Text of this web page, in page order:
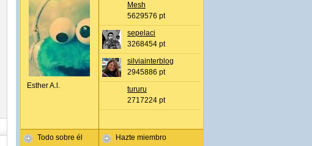
Esther A.l.
Todo sobre él
Mesh
5629576 pt
sepelaci
3268454 pt
silviainterblog
2945886 pt
tururu
2717224 pt
Hazte miembro